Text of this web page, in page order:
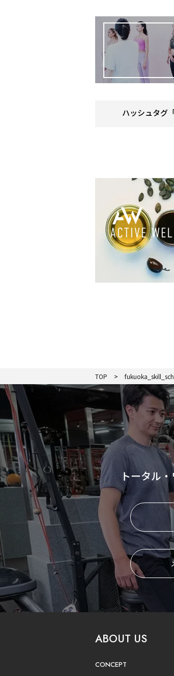
ハッシュタグ
TOP
トータル
ABOUT US
CONCEPT